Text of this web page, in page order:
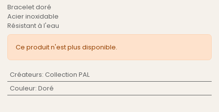
Bracelet doré
Acier inoxidable
Résistant à l'eau
Ce produit n'est plus disponible.
Créateurs: Collection PAL
Couleur: Doré